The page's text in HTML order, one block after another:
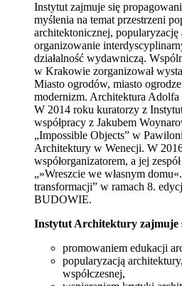
Instytut zajmuje się
myślenia na temat przestrzeni
architektonicznej,
organizowanie
działalność wydawniczą.
w Krakowie zorganizował
Miasto ogrodów, miasto
modernizm. Architektura Adolfa
W 2014 roku kuratorzy z
współpracy z Jakubem
„Impossible Objects” w
Architektury w Wenecji. W
współorganizatorem, a jej
„»Wreszcie we własnym
transformacji” w ramach 8.
BUDOWIE.
Instytut Architektury zajmuje
promowaniem edukacji
popularyzacją
współczesnej,